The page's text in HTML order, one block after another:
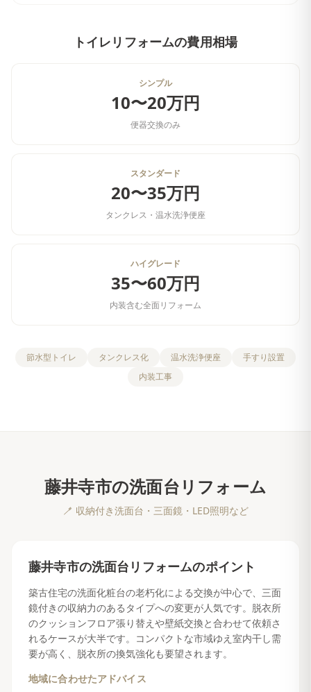
トイレリフォームの費用相場
シンプル
10〜20万円
便器交換のみ
スタンダード
20〜35万円
タンクレス・温水洗浄便座
ハイグレード
35〜60万円
内装含む全面リフォーム
節水型トイレ タンクレス化 温水洗浄便座
手すり設置
内装工事
藤井寺市の洗面台リフォーム
🪥 収納付き洗面台・三面鏡・LED照明など
藤井寺市の洗面台リフォームのポイント
築古住宅の洗面化粧台の老朽化による交換が中心で、三面
鏡付きの収納力のあるタイプへの変更が人気です。脱衣所
のクッションフロア張り替えや壁紙交換と合わせて依頼さ
れるケースが大半です。コンパクトな市域ゆえ室内干し需
要が高く、脱衣所の換気強化も要望されます。
地域に合わせたアドバイス